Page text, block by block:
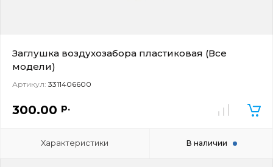
Заглушка воздухозабора пластиковая (Все
модели)
Артикул: 3311406600
300.00 р.
Характеристики В наличии